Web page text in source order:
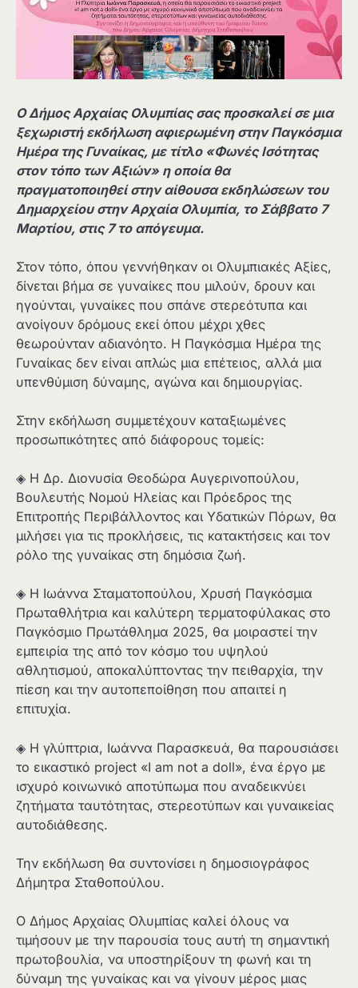
Ο Δήμος Αρχαίας Ολυμπίας σας προσκαλεί σε μια
ξεχωριστή εκδήλωση αφιερωμένη στην Παγκόσμια
Ημέρα της Γυναίκας, με τίτλο «Φωνές Ισότητας
στον τόπο των Αξιών» η οποία θα
πραγματοποιηθεί στην αίθουσα εκδηλώσεων του
Δημαρχείου στην Αρχαία Ολυμπία, το Σάββατο 7
Μαρτίου, στις 7 το απόγευμα.
Στον τόπο, όπου γεννήθηκαν οι Ολυμπιακές Αξίες,
δίνεται βήμα σε γυναίκες που μιλούν, δρουν και
ηγούνται, γυναίκες που σπάνε στερεότυπα και
ανοίγουν δρόμους εκεί όπου μέχρι χθες
θεωρούνταν αδιανόητο. Η Παγκόσμια Ημέρα της
Γυναίκας δεν είναι απλώς μια επέτειος, αλλά μια
υπενθύμιση δύναμης, αγώνα και δημιουργίας.
Στην εκδήλωση συμμετέχουν καταξιωμένες
προσωπικότητες από διάφορους τομείς:
◈ Η Δρ. Διονυσία Θεοδώρα Αυγερινοπούλου,
Βουλευτής Νομού Ηλείας και Πρόεδρος της
Επιτροπής Περιβάλλοντος και Υδατικών Πόρων, θα
μιλήσει για τις προκλήσεις, τις κατακτήσεις και τον
ρόλο της γυναίκας στη δημόσια ζωή.
◈ Η Ιωάννα Σταματοπούλου, Χρυσή Παγκόσμια
Πρωταθλήτρια και καλύτερη τερματοφύλακας στο
Παγκόσμιο Πρωτάθλημα 2025, θα μοιραστεί την
εμπειρία της από τον κόσμο του υψηλού
αθλητισμού, αποκαλύπτοντας την πειθαρχία, την
πίεση και την αυτοπεποίθηση που απαιτεί η
επιτυχία.
◈ Η γλύπτρια, Ιωάννα Παρασκευά, θα παρουσιάσει
το εικαστικό project «I am not a doll», ένα έργο με
ισχυρό κοινωνικό αποτύπωμα που αναδεικνύει
ζητήματα ταυτότητας, στερεοτύπων και γυναικείας
αυτοδιάθεσης.
Την εκδήλωση θα συντονίσει η δημοσιογράφος
Δήμητρα Σταθοπούλου.
Ο Δήμος Αρχαίας Ολυμπίας καλεί όλους να
τιμήσουν με την παρουσία τους αυτή τη σημαντική
πρωτοβουλία, να υποστηρίξουν τη φωνή και τη
δύναμη της γυναίκας και να γίνουν μέρος μιας